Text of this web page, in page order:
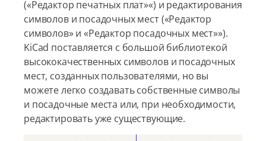
(«Редактор печатных плат»«) и редактирования
символов и посадочных мест («Редактор
символов» и «Редактор посадочных мест»»).
KiCad поставляется с большой библиотекой
высококачественных символов и посадочных
мест, созданных пользователями, но вы
можете легко создавать собственные символы
и посадочные места или, при необходимости,
редактировать уже существующие.